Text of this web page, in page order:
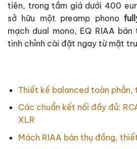
tiên, trong tầm giá dưới 400
sở hữu một preamp phono
mạch dual mono, EQ RIAA
tinh chỉnh cài đặt ngay từ mặt
Thiết kế balanced toàn phần,
Các chuẩn kết nối đầy đủ:
XLR
Mách RIAA bán thụ đồng,